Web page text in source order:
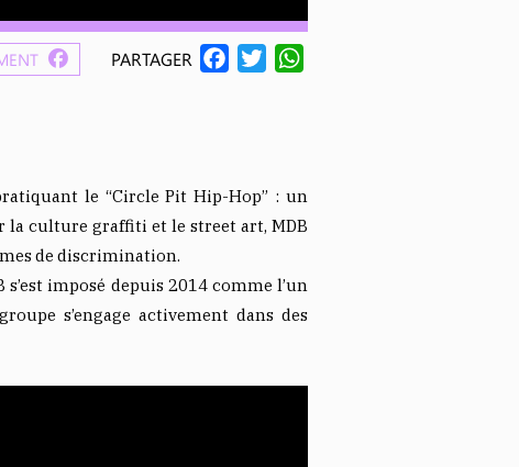
PARTAGER
O
O
E
R
A
P
le “Circle Pit Hip-Hop” : un
culture graffiti et le street art, MDB
de discrimination.
imposé depuis 2014 comme l’un
s’engage activement dans des